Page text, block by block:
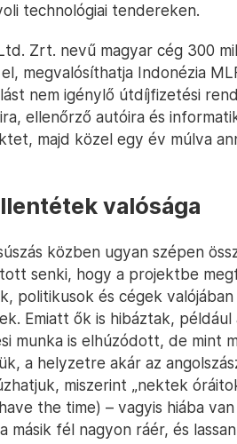
technológiai tendereken.
Zrt. nevű magyar cég 300
megvalósíthatja Indonézia
nem igénylő útdíjfizetési
ellenőrző autóira és
majd közel egy év múlva
valósága
közben ugyan szépen
senki, hogy a projektbe
politikusok és cégek
Emiatt ők is hibáztak, például
munka is elhúzódott, de mint
a helyzetre akár az
miszerint „nektek
the time) – vagyis hiába
másik fél nagyon ráér, és